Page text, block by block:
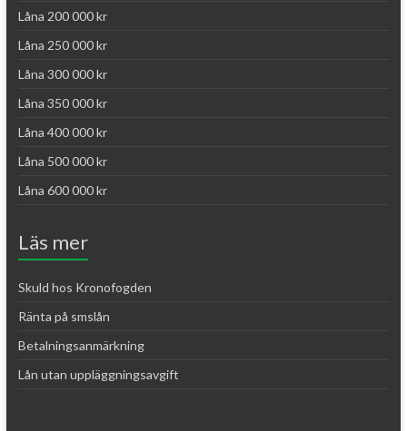
Låna 200 000 kr
Låna 250 000 kr
Låna 300 000 kr
Låna 350 000 kr
Låna 400 000 kr
Låna 500 000 kr
Låna 600 000 kr
Läs mer
Skuld hos Kronofogden
Ränta på smslån
Betalningsanmärkning
Lån utan uppläggningsavgift